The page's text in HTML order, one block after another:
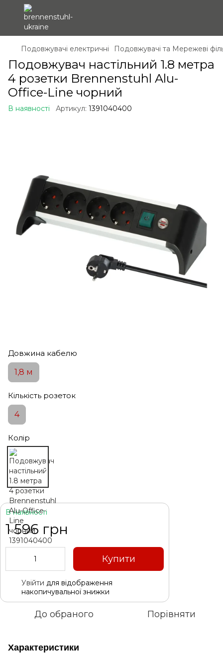
Подовжувачі електричні Подовжувачі та Мережеві
Подовжувач настільний 1.8 метра
4 розетки Brennenstuhl Alu-
Office-Line чорний
В наявності Артикул: 1391040400
Довжина кабелю
1,8 м
Кількість розеток
4
Колір
В наявності
1 596 грн
Купити
Увійти для відображення
накопичувальної знижки
До обраного Порівняти
Характеристики